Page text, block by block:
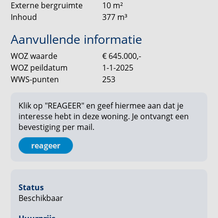
inpandige bergingen, een videofoon en de
mogelijkheid om een parkeerplaats te huren in de
ondergelegen parkeergarage.
CentreCourt ligt in het populaire Beatrixkwartier, op
korte afstand van Den Haag Centraal, de gezellige
Theresiastraat en diverse winkels,
centrum van Den Haag, Scheveningen en de
uitvalswegen richting de A12 en A4 zijn uitstekend
bereikbaar.
De getoonde foto's dienen ter illustratie en geven
ontleend.
Externe bergruimte
10 m²
Inhoud
377 m³
Aanvullende informatie
WOZ waarde
€ 645.000,-
WOZ peildatum
1-1-2025
WWS-punten
253
Klik op "REAGEER" en geef hiermee aan dat je
interesse hebt in deze woning. Je ontvangt een
bevestiging per mail.
reageer
Status
Beschikbaar